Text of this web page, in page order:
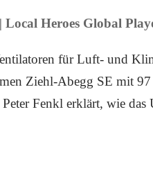
|Local Heroes Global
für Luft- und
Ziehl-Abegg SE mit
Fenkl erklärt, wie das